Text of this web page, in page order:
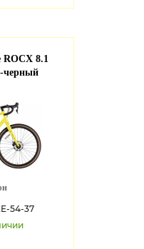
ROCX 8.1
черный
54-37